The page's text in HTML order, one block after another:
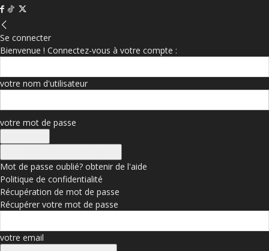
Se connecter
Bienvenue ! Connectez-vous à votre compte :
votre nom d'utilisateur
votre mot de passe
Mot de passe oublié? obtenir de l'aide
Politique de confidentialité
Récupération de mot de passe
Récupérer votre mot de passe
votre email